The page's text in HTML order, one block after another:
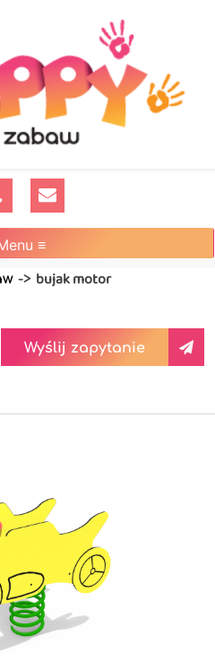
≡
-> bujak motor
Wyślij zapytanie